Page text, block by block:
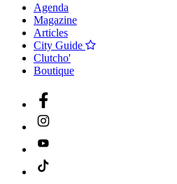
Agenda
Magazine
Articles
City Guide
Clutcho'
Boutique